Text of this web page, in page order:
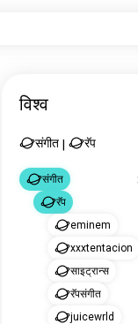
विश्व
संगीत रॅप
संगीत
रॅप
eminem
xxxtentacion
साइट्रान्स
रॅपसंगीत
juicewrld